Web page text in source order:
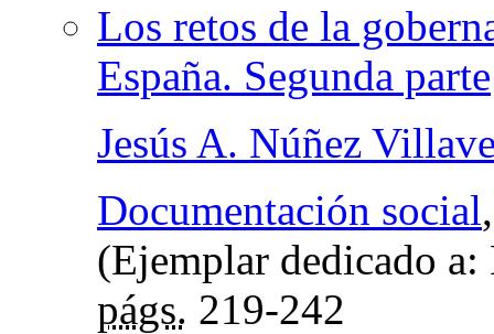
Los retos de la
España. Segunda parte
Jesús A. Núñez
Documentación social
(Ejemplar dedicado
págs. 219-242